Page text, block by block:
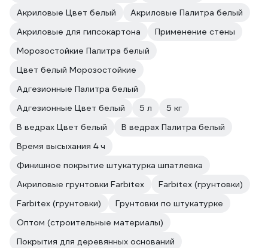
Акриловые Цвет белый
Акриловые Палитра белый
Акриловые для гипсокартона
Применение стены
Морозостойкие Палитра белый
Цвет белый Морозостойкие
Адгезионные Палитра белый
Адгезионные Цвет белый
5 л
5 кг
В ведрах Цвет белый
В ведрах Палитра белый
Время высыхания 4 ч
Финишное покрытие штукатурка шпатлевка
Акриловые грунтовки Farbitex
Farbitex (грунтовки)
Farbitex (грунтовки)
Грунтовки по штукатурке
Оптом (строительные материалы)
Покрытия для деревянных оснований